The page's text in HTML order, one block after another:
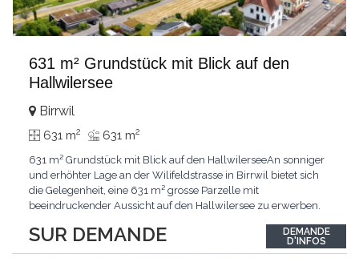
631 m² Grundstück mit Blick auf den
Hallwilersee
SUR DEMANDE
Birrwil
631 m2 631 m2
631 m² Grundstück mit Blick auf den HallwilerseeAn sonniger
und erhöhter Lage an der Wilifeldstrasse in Birrwil bietet sich
die Gelegenheit, eine 631 m² grosse Parzelle mit
beeindruckender Aussicht auf den Hallwilersee zu erwerben.
diesem Grundstück eine ganz besondere Attraktivität. Birrwil
zählt zu den beliebtesten Wohngemeinden...
DEMANDE
D'INFOS